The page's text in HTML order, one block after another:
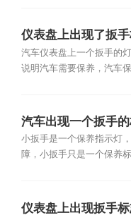
仪表盘上出现了扳
思？
汽车仪表盘上一个扳手的
说明汽车需要保养，汽车保
汽车出现一个扳手
思？
小扳手是一个保养指示灯
障，小扳手只是一个保养
仪表盘上出现扳手